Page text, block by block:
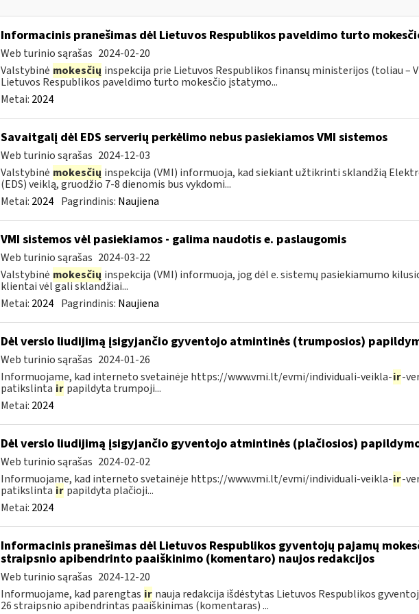
Informacinis pranešimas dėl Lietuvos Respublikos paveldimo turto
Web turinio sąrašas 2024-02-20
Valstybinė mokesčių inspekcija prie Lietuvos Respublikos finansų ministerijos (toliau –
Lietuvos Respublikos paveldimo turto mokesčio įstatymo...
Metai: 2024
Savaitgalį dėl EDS serverių perkėlimo nebus pasiekiamos VMI sistemos
Web turinio sąrašas 2024-12-03
Valstybinė mokesčių inspekcija (VMI) informuoja, kad siekiant užtikrinti sklandžią
(EDS) veiklą, gruodžio 7-8 dienomis bus vykdomi...
Metai: 2024 Pagrindinis: Naujiena
VMI sistemos vėl pasiekiamos - galima naudotis e. paslaugomis
Web turinio sąrašas 2024-03-22
Valstybinė mokesčių inspekcija (VMI) informuoja, jog dėl e. sistemų pasiekiamumo
klientai vėl gali sklandžiai...
Metai: 2024 Pagrindinis: Naujiena
Dėl verslo liudijimą įsigyjančio gyventojo atmintinės (trumposios)
Web turinio sąrašas 2024-01-26
Informuojame, kad interneto svetainėje https://www.vmi.lt/evmi/individuali-veikla-ir-
patikslinta ir papildyta trumpoji...
Metai: 2024
Dėl verslo liudijimą įsigyjančio gyventojo atmintinės (plačiosios)
Web turinio sąrašas 2024-02-02
Informuojame, kad interneto svetainėje https://www.vmi.lt/evmi/individuali-veikla-ir-
patikslinta ir papildyta plačioji...
Metai: 2024
Informacinis pranešimas dėl Lietuvos Respublikos gyventojų pajamų
straipsnio apibendrinto paaiškinimo (komentaro) naujos redakcijos
Web turinio sąrašas 2024-12-20
Informuojame, kad parengtas ir nauja redakcija išdėstytas Lietuvos Respublikos
26 straipsnio apibendrintas paaiškinimas (komentaras) ...